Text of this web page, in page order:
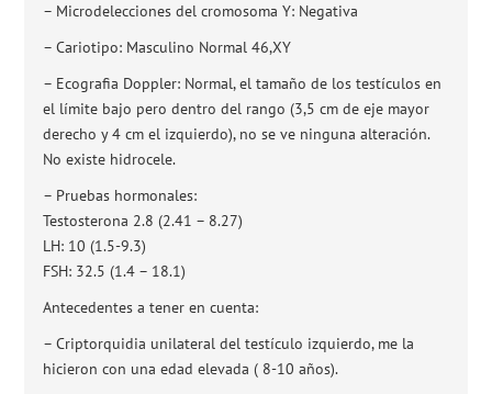
– Microdelecciones del cromosoma Y: Negativa
– Cariotipo: Masculino Normal 46,XY
– Ecografia Doppler: Normal, el tamaño de los testículos en
el límite bajo pero dentro del rango (3,5 cm de eje mayor
derecho y 4 cm el izquierdo), no se ve ninguna alteración.
No existe hidrocele.
– Pruebas hormonales:
Testosterona 2.8 (2.41 – 8.27)
LH: 10 (1.5-9.3)
FSH: 32.5 (1.4 – 18.1)
Antecedentes a tener en cuenta:
– Criptorquidia unilateral del testículo izquierdo, me la
hicieron con una edad elevada ( 8-10 años).